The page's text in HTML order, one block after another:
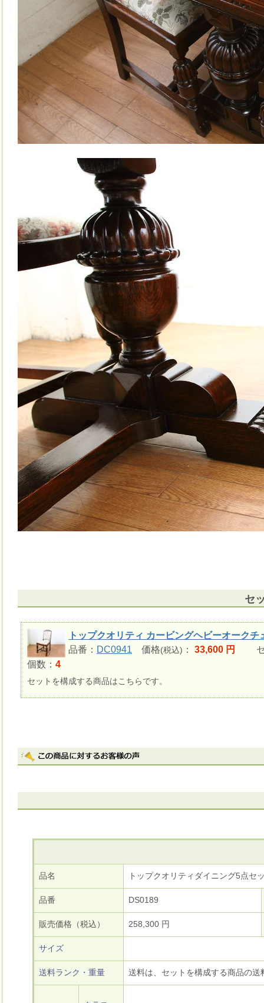
セ
トップクオリティ カービングヘビーオークチ
品番： DC0941 価格(税込) ： 33,600 円
セ
個数： 4
セットを構成する商品はこちらです。
品名 トップクオリティダイニング5点セ
品番 DS0189
販売価格（税込） 258,300 円
サイズ
送料ランク・重量 送料は、セットを構成する商品の